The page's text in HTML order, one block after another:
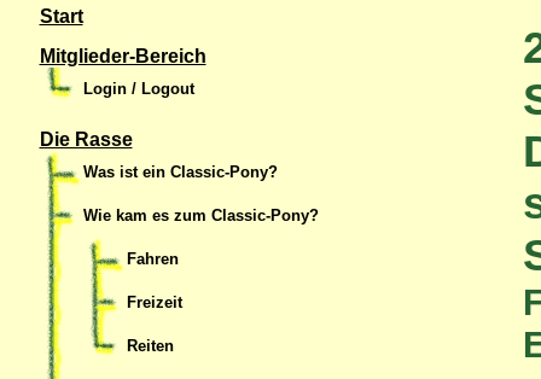
Start
Mitglieder-Bereich
Login / Logout
Die Rasse
Was ist ein Classic-Pony?
Wie kam es zum Classic-Pony?
Fahren
Freizeit
Reiten